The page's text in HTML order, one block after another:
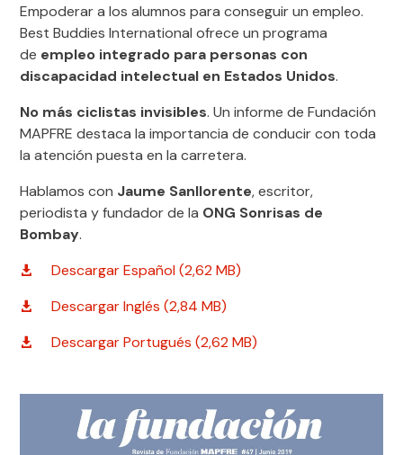
Empoderar a los alumnos para conseguir un empleo.
Best Buddies International ofrece un programa
de empleo integrado para personas con
discapacidad intelectual en Estados Unidos.
No más ciclistas invisibles. Un informe de Fundación
MAPFRE destaca la importancia de conducir con toda
la atención puesta en la carretera.
Hablamos con Jaume Sanllorente, escritor,
periodista y fundador de la ONG Sonrisas de
Bombay.
Descargar Español (2,62 MB)
Descargar Inglés (2,84 MB)
Descargar Portugués (2,62 MB)